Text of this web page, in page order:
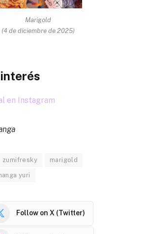
Marigold
(4 de diciembre de 2025)
en Instagram
zumifresky marigold
yuri
Follow on X (Twitter)